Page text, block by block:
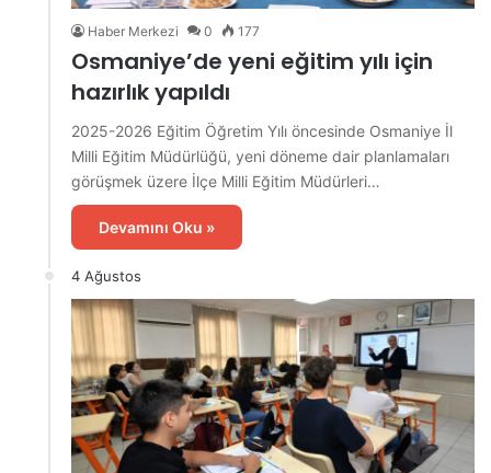
Haber Merkezi 0 177
Osmaniye’de yeni eğitim yılı için
hazırlık yapıldı
2025-2026 Eğitim Öğretim Yılı öncesinde Osmaniye İl
Milli Eğitim Müdürlüğü, yeni döneme dair planlamaları
görüşmek üzere İlçe Milli Eğitim Müdürleri…
Devamını Oku »
4 Ağustos